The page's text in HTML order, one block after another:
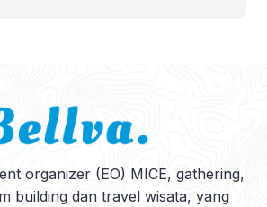
organizer (EO) MICE, gathering,
building dan travel wisata, yang